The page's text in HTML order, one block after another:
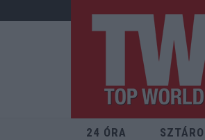
24 ÓRA